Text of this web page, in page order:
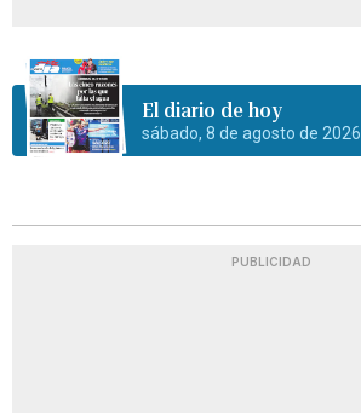
El diario de hoy
sábado, 8 de agosto de 2026
PUBLICIDAD